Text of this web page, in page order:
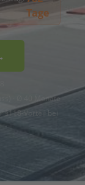
Tage
· Ø 40 Monate
§118-Vorteil bei